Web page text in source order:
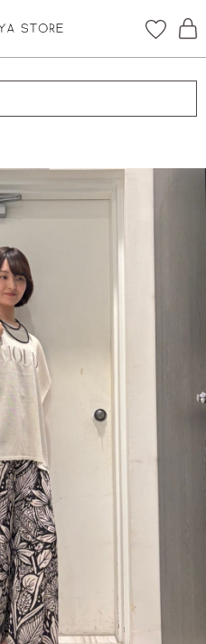
新規会員登録
す
イン